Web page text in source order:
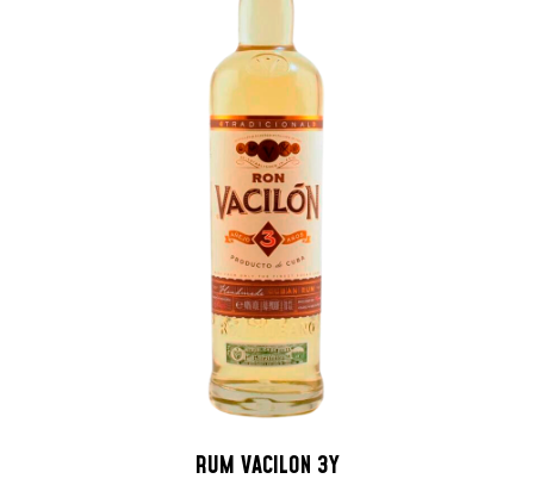
RUM VACILON 3Y